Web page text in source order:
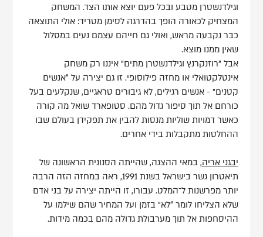
וגילדנשטרן מטבע ובכל פעם יוצא אותו הצד. המשחק
המצחיק לכאורה הופך בהדרגה לסימן מטריד: אולי התוצאה
כבר נקבעה מראש, ואולי גם חייהם עצמם נעים במסלול
שאין ממנו מוצא.
אבל "רוזנקרנץ וגילדנשטרן מתים" איננו רק משחק
אינטלקטואלי או מחזה פילוסופי. זו גם יצירה על “אנשים
קטנים” - אנשים רגילים, לא גיבורים טראגיים, שנקלעים בעל
כורחם אל תוך סיפור גדול מהם. סטופארד שואל מה קורה
כאשר דמויות שוליות מנסות להבין את תפקידן בעולם שבו
ההחלטות מתקבלות בידי אחרים.
יבגני אריה, במאי ההצגה, שהייתה הסנונית הראשונה של
תיאטרון גשר בישראל בשנת 1991, ראה במחזה הזה הרבה
יותר מפרשנות ל־המלט. עבורו, זו הייתה יצירה על בני אדם
שלא הצליחו לומר “לא” בזמן ועל המחיר שהם שילמו על
ההיסחפות אל תוך מערבולת גדולה מהם בכמה מידות.